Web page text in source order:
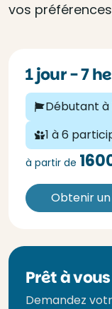
vos
1 jour - 7
Débutant
1 à 6
à partir de
Obtenir
Prêt à
Demandez